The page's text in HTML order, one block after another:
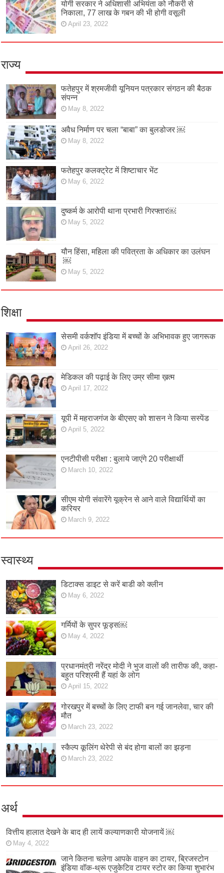
योगी सरकार ने अधिशासी अभियंता को नौकरी से
निकाला, 77 लाख के गबन की भी होगी वसूली
April 23, 2022
राज्य
फतेहपुर में श्रमजीवी यूनियन पत्रकार संगठन की बैठक
संपन्न
May 8, 2022
अवैध निर्माण पर चला “बाबा” का बुलडोजर ￼
May 8, 2022
फतेहपुर कलक्ट्रेट में शिष्टाचार भेंट
May 6, 2022
दुष्कर्म के आरोपी थाना प्रभारी गिरफ्तार￼
May 5, 2022
यौन हिंसा, महिला की पवित्रता के अधिकार का उलंघन
￼
May 5, 2022
शिक्षा
सेसमी वर्कशॉप इंडिया में बच्चों के अभिभावक हुए जागरूक
April 26, 2022
मेडिकल की पढ़ाई के लिए उम्र सीमा ख़त्म
April 17, 2022
यूपी में महराजगंज के बीएसए को शासन ने किया सस्पेंड
April 5, 2022
एनटीपीसी परीक्षा : बुलाये जाएंगे 20 परीक्षार्थी
March 10, 2022
सीएम योगी संवारेंगे यूक्रेन से आने वाले विद्यार्थियों का
करियर
March 9, 2022
स्वास्थ्य
डिटाक्स डाइट से करें बाडी को क्लीन
May 6, 2022
गर्मियों के सुपर फूड्स￼
May 4, 2022
प्रधानमंत्री नरेंद्र मोदी ने भुज वालों की तारीफ की, कहा-
बहुत परिश्रमी हैं यहां के लोग
April 15, 2022
गोरखपुर में बच्चों के लिए टाफी बन गई जानलेवा, चार की
मौत
March 23, 2022
स्कैल्प कूलिंग थेरेपी से बंद होगा बालों का झड़ना
March 23, 2022
अर्थ
वित्तीय हालात देखने के बाद ही लायें कल्याणकारी योजनायें ￼
May 4, 2022
जाने कितना चलेगा आपके वाहन का टायर, ब्रिजस्टोन
इंडिया वॉक-थ्रू एजुकेटिव टायर स्टोर का किया शुभारंभ